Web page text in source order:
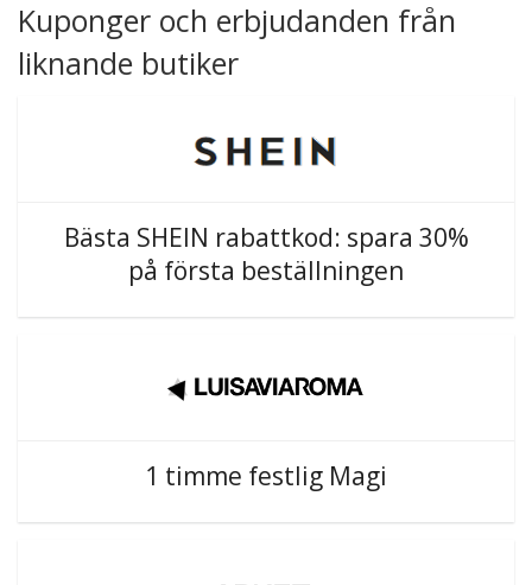
Kuponger och erbjudanden från
liknande butiker
Bästa SHEIN rabattkod: spara 30%
på första beställningen
1 timme festlig Magi